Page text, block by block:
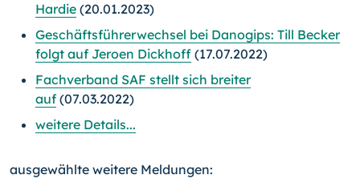
Hardie (20.01.2023)
Geschäftsführerwechsel bei Danogips: Till Becker
folgt auf Jeroen Dickhoff (17.07.2022)
Fachverband SAF stellt sich breiter
auf (07.03.2022)
weitere Details...
ausgewählte weitere Meldungen: